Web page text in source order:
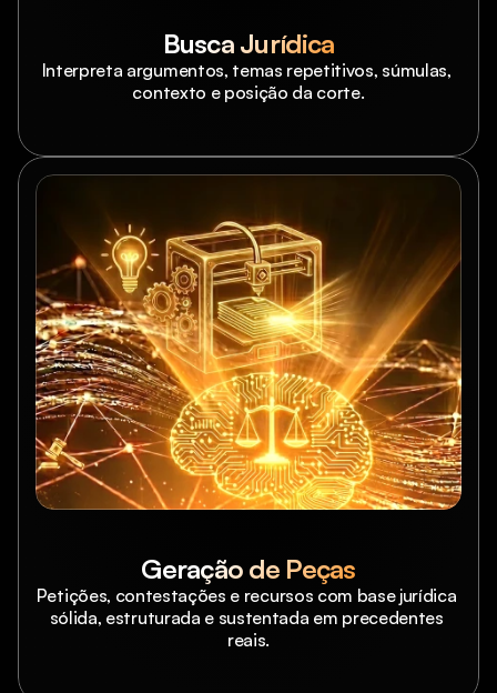
Busca Jurídica
Interpreta argumentos, temas repetitivos, súmulas,
contexto e posição da corte.
Geração de Peças
Petições, contestações e recursos com base jurídica
sólida, estruturada e sustentada em precedentes
reais.